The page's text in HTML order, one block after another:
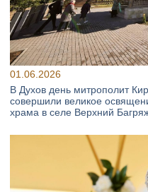
01.06.2026
В Духов день митрополит
совершили великое
храма в селе Верхний